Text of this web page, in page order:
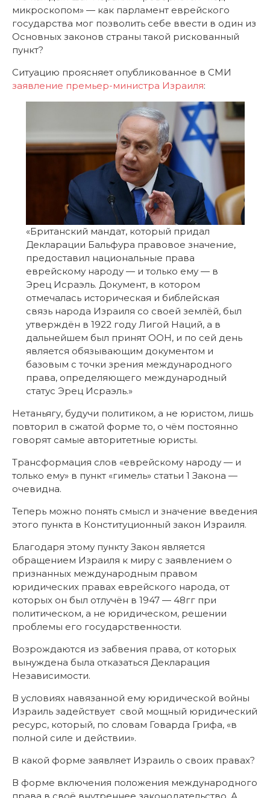
Ситуацию проясняет опубликованное в СМИ
заявление премьер-министра Израиля:
«Британский мандат, который придал
Декларации Бальфура правовое значение,
предоставил национальные права
еврейскому народу — и только ему — в
Эрец Исраэль. Документ, в котором
отмечалась историческая и библейская
связь народа Израиля со своей землёй, был
утверждён в 1922 году Лигой Наций, а в
дальнейшем был принят ООН, и по сей день
является обязывающим документом и
базовым с точки зрения международного
права, определяющего международный
статус Эрец Исраэль.»
Нетаньягу, будучи политиком, а не юристом, лишь
повторил в сжатой форме то, о чём постоянно
говорят самые авторитетные юристы.
только ему» в пункт «гимель» статьи 1 Закона —
очевидна.
этого пункта в Конституционный закон Израиля.
Благодаря этому пункту Закон является
признанных международным правом
юридических правах еврейского народа, от
которых он был отлучён в 1947 — 48гг при
политическом, а не юридическом, решении
проблемы его государственности.
Возрождаются из забвения права, от которых
вынуждена была отказаться Декларация
Независимости.
Израиль задействует свой мощный юридический
ресурс, который, по словам Говарда Грифа, «в
полной силе и действии».
В какой форме заявляет Израиль о своих правах?
В форме включения положения международного
права в своё внутреннее законодательство. А
мандата введено в Конституционный закон.
При этом сам источник права («мандат») в Законе